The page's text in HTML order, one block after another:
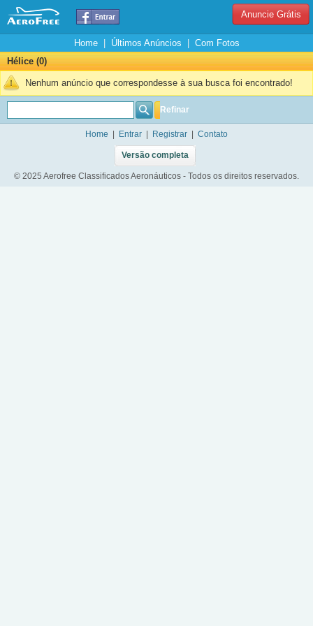
Anuncie Grátis
Home| Últimos Anúncios
Com Fotos
Hélice (0)
Nenhum anúncio que correspondesse à sua busca foi encontrado!
Refinar
Home Entrar Registrar Contato
Versão completa
© 2025 Aerofree Classificados Aeronáuticos - Todos os direitos reservados.